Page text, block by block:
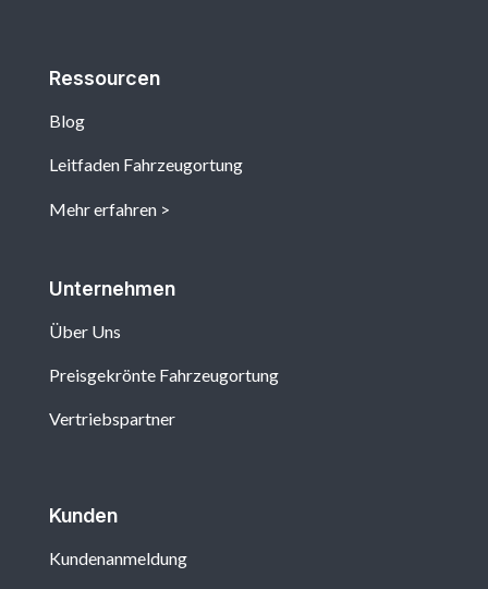
Ressourcen
Blog
Leitfaden Fahrzeugortung
Mehr erfahren
Unternehmen
Über Uns
Preisgekrönte Fahrzeugortung
Vertriebspartner
Kunden
Kundenanmeldung